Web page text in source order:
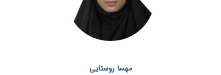
مهسا روستایی